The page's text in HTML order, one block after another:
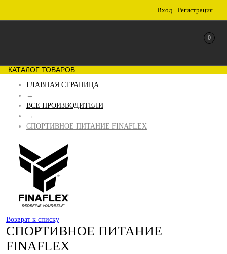
Вход Регистрация
0
КАТАЛОГ ТОВАРОВ
ГЛАВНАЯ СТРАНИЦА
→
ВСЕ ПРОИЗВОДИТЕЛИ
→
СПОРТИВНОЕ ПИТАНИЕ FINAFLEX
Возврат к списку
СПОРТИВНОЕ ПИТАНИЕ
FINAFLEX